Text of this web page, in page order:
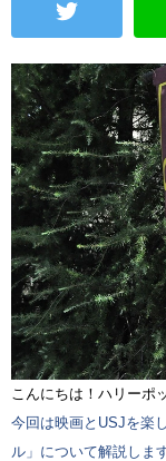
こんにちは！ハリーポ
今回は映画とUSJを楽
ル」について解説します